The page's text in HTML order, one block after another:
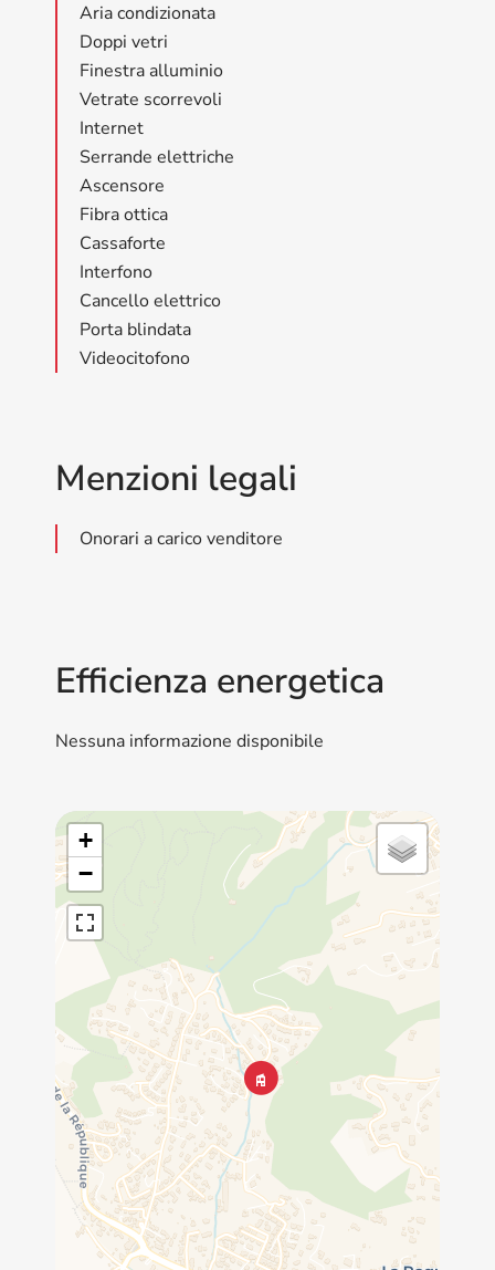
Aria condizionata
Doppi vetri
Finestra alluminio
Vetrate scorrevoli
Internet
Serrande elettriche
Ascensore
Fibra ottica
Cassaforte
Interfono
Cancello elettrico
Porta blindata
Videocitofono
Menzioni legali
Onorari a carico venditore
Efficienza energetica
Nessuna informazione disponibile
+
−